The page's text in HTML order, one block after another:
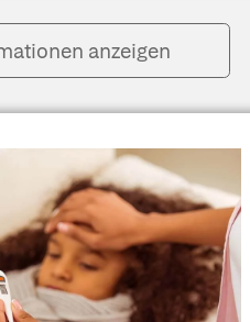
anzeigen